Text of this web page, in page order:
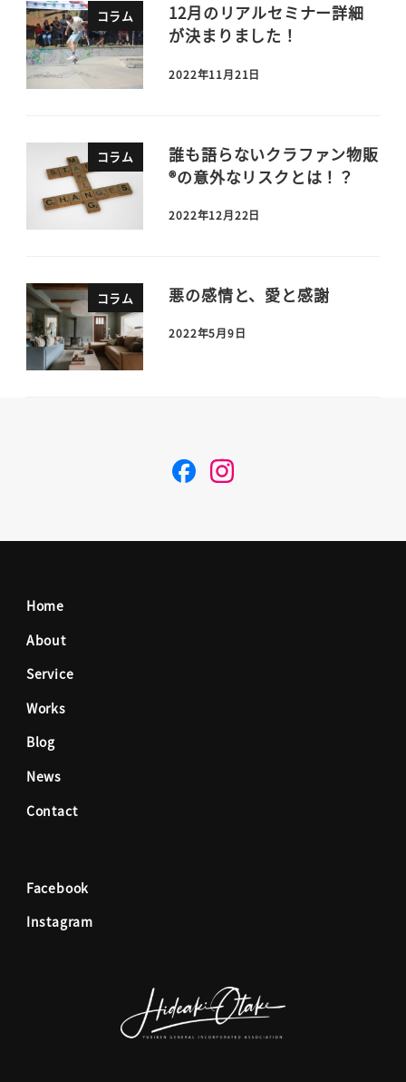
コラム
12月のリアルセミナー詳細
が決まりました！
2022年11月21日
コラム
誰も語らないクラファン物販
®の意外なリスクとは！？
2022年12月22日
コラム 悪の感情と、愛と感謝
2022年5月9日
F I
Home
About
Service
Works
Blog
News
Contact
Facebook
Instagram